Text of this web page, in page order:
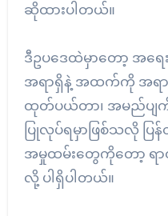
ဆိုထားပါတယ်။
ဒီဥပ‌ဒေထဲမှာတော့ အရေ
အရာရှိနဲ့ အထက်ကို အရာ
ထုတ်ပယ်တာ၊ အမည်ပျက်
ပြုလုပ်ရမှာဖြစ်သလို ပ
အမှုထမ်းတွေကိုတော့ ရ
လို့ ပါရှိပါတယ်။